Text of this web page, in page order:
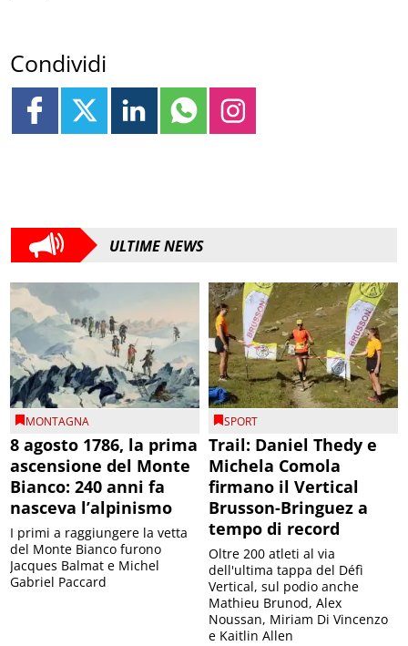
Condividi
ULTIME NEWS
MONTAGNA
8 agosto 1786, la prima
ascensione del Monte
Bianco: 240 anni fa
nasceva l’alpinismo
I primi a raggiungere la vetta
del Monte Bianco furono
Jacques Balmat e Michel
Gabriel Paccard
SPORT
Trail: Daniel Thedy e
Michela Comola
firmano il Vertical
Brusson-Bringuez a
tempo di record
Oltre 200 atleti al via
dell'ultima tappa del Défì
Vertical, sul podio anche
Mathieu Brunod, Alex
Noussan, Miriam Di Vincenzo
e Kaitlin Allen